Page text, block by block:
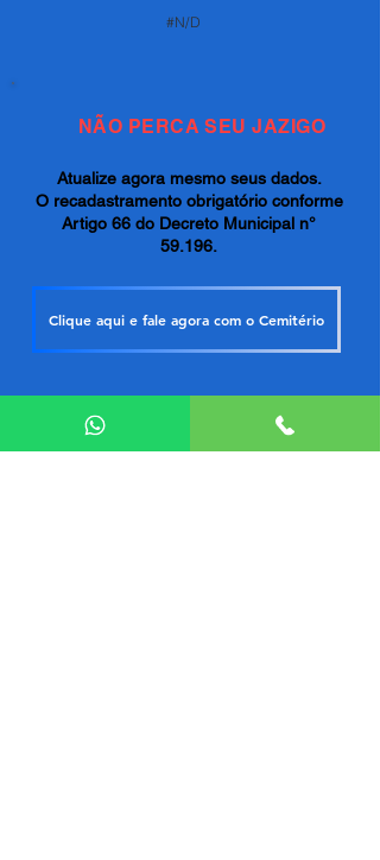
#N/D
NÃO PERCA SEU JAZIGO
Atualize agora mesmo seus dados.
O recadastramento obrigatório conforme
Artigo 66 do Decreto Municipal n°
59.196.
Clique aqui e fale agora com o Cemitério